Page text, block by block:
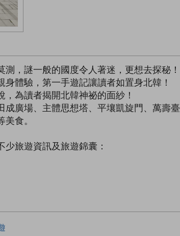
，謎一般的國度令人著迷，更想去探秘！
體驗，第一手遊記讓讀者如置身北韓！
為讀者揭開北韓神祕的面紗！
廣場、主體思想塔、平壤凱旋門、萬壽
食。
旅遊資訊及旅遊錦囊：